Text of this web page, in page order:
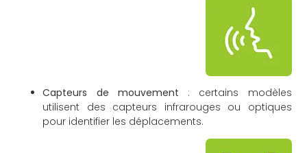
Capteurs de mouvement : certains modèles
utilisent des capteurs infrarouges ou optiques
pour identifier les déplacements.